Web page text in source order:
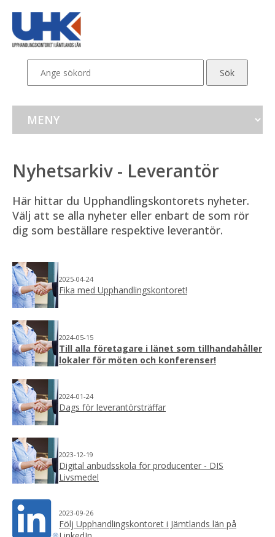
Nyhetsarkiv - Leverantör
Här hittar du Upphandlingskontorets nyheter.
Välj att se alla nyheter eller enbart de som rör
dig som beställare respektive leverantör.
2025-04-24
Fika med Upphandlingskontoret!
2024-05-15
Till alla företagare i länet som tillhandahåller
lokaler för möten och konferenser!
2024-01-24
Dags för leverantörsträffar
2023-12-19
Digital anbudsskola för producenter - DIS
Livsmedel
2023-09-26
Följ Upphandlingskontoret i Jämtlands län på